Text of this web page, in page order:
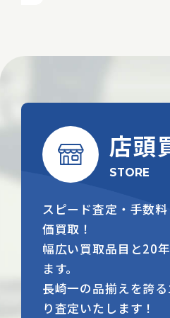
店頭
STORE
スピード査定・手数
価買取！
幅広い買取品目と20
ます。
長崎一の品揃えを誇
り査定いたします！